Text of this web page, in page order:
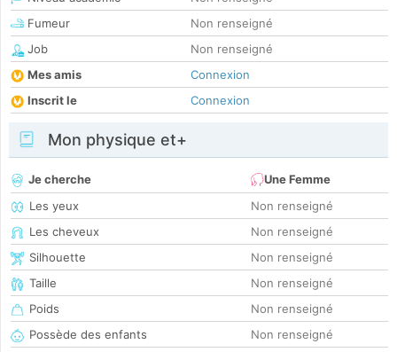
Fumeur
Non renseigné
Job
Non renseigné
Mes amis
Connexion
Inscrit le
Connexion
Mon physique et+
Je cherche
Une Femme
Les yeux
Non renseigné
Les cheveux
Non renseigné
Silhouette
Non renseigné
Taille
Non renseigné
Poids
Non renseigné
Possède des enfants
Non renseigné